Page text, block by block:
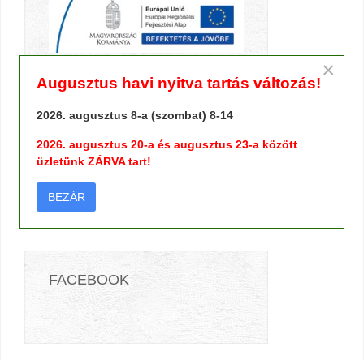
FACEBOOK
×
Augusztus havi nyitva tartás változás!
2026. augusztus 8-a (szombat) 8-14
2026. augusztus 20-a és augusztus 23-a között
üzletünk ZÁRVA tart!
BEZÁR